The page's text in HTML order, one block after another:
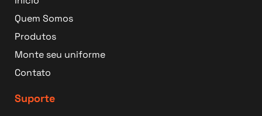
Quem Somos
Produtos
Monte seu uniforme
Contato
Suporte